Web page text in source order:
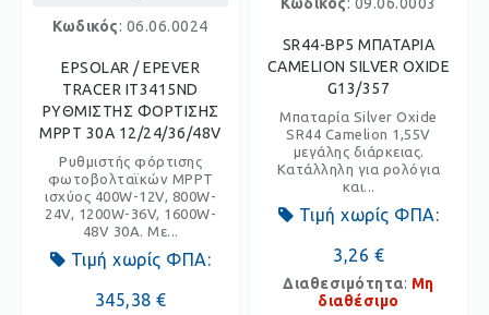
Κωδικός: 06.06.0024
EPSOLAR / EPEVER
TRACER IT3415ND
ΡΥΘΜΙΣΤΗΣ ΦΟΡΤΙΣΗΣ
MPPT 30A 12/24/36/48V
Ρυθμιστής φόρτισης
φωτοβολταϊκών MPPT
ισχύος 400W-12V, 800W-
24V, 1200W-36V, 1600W-
48V 30A. Με...
Τιμή χωρίς ΦΠΑ:
345,38 €
SR44-BP5 ΜΠΑΤΑΡΙΑ
CAMELION SILVER OXIDE
G13/357
Μπαταρία Silver Oxide
SR44 Camelion 1,55V
μεγάλης διάρκειας.
Κατάλληλη για ρολόγια
και...
Τιμή χωρίς ΦΠΑ:
3,26 €
Διαθεσιμότητα: Μη
διαθέσιμο